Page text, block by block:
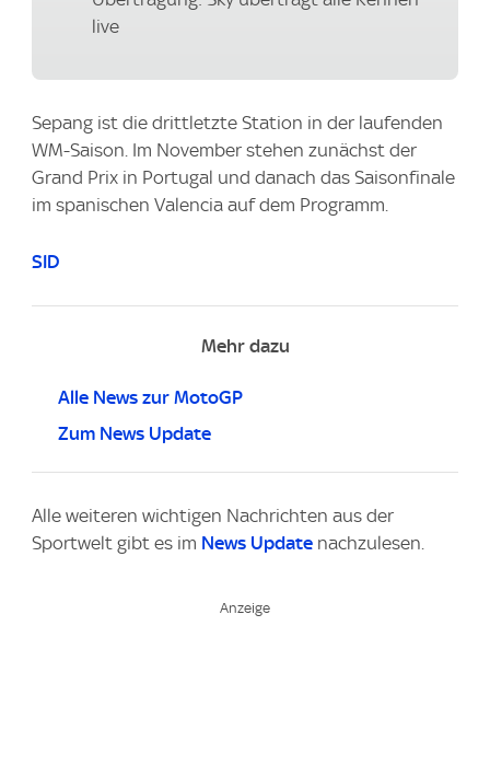
live
Sepang ist die drittletzte Station in der laufenden
WM-Saison. Im November stehen zunächst der
Grand Prix in Portugal und danach das Saisonfinale
im spanischen Valencia auf dem Programm.
SID
Mehr dazu
Alle News zur MotoGP
Zum News Update
Alle weiteren wichtigen Nachrichten aus der
Sportwelt gibt es im News Update nachzulesen.